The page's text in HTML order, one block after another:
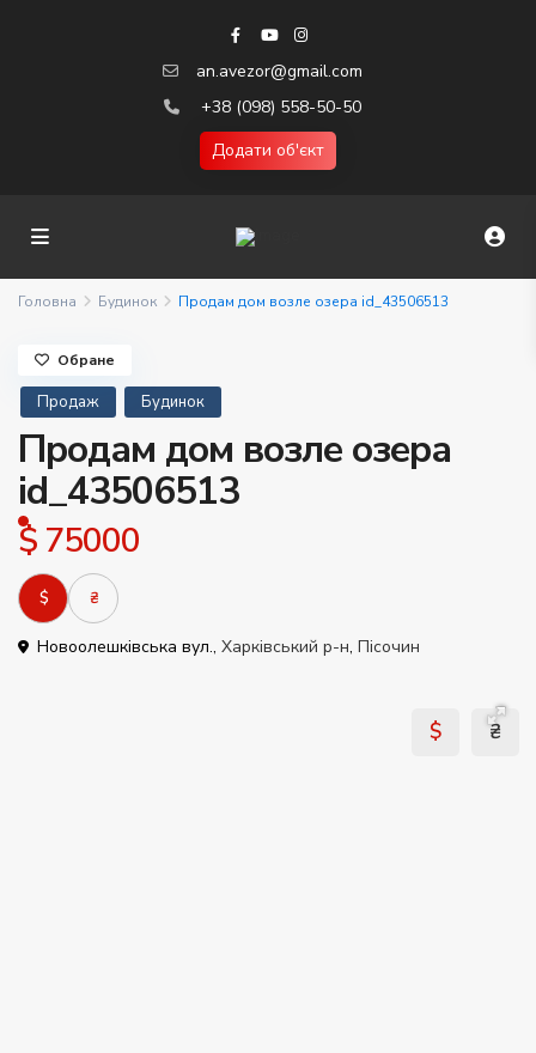
an.avezor@gmail.com
+38 (098) 558-50-50
Додати об'єкт
Головна Будинок Продам дом возле озера id_43506513
Продаж Будинок
Продам дом возле озера
id_43506513
$ 75000
$ ₴
Новоолешківська вул., Харківський р-н, Пісочин
Обране
$ ₴